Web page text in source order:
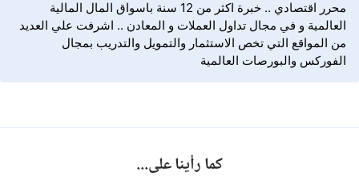
محرر اقتصادي .. خبرة اكثر من 12 سنة باسواق المال المالية
العالمية و في مجال تداول العملات و المعادن .. اشرفت علي العديد
من المواقع التي تخص الاستثمار والتمويل والتدريب بمجال
الفوركس والبورصات العالمية
كما رأينا على...